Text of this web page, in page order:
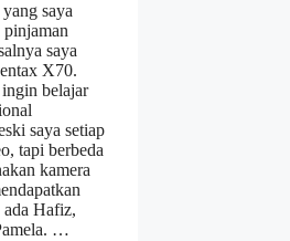
saya
pinjaman
saya
X70.
ingin belajar
saya setiap
tapi berbeda
kamera
ada Hafiz,
…